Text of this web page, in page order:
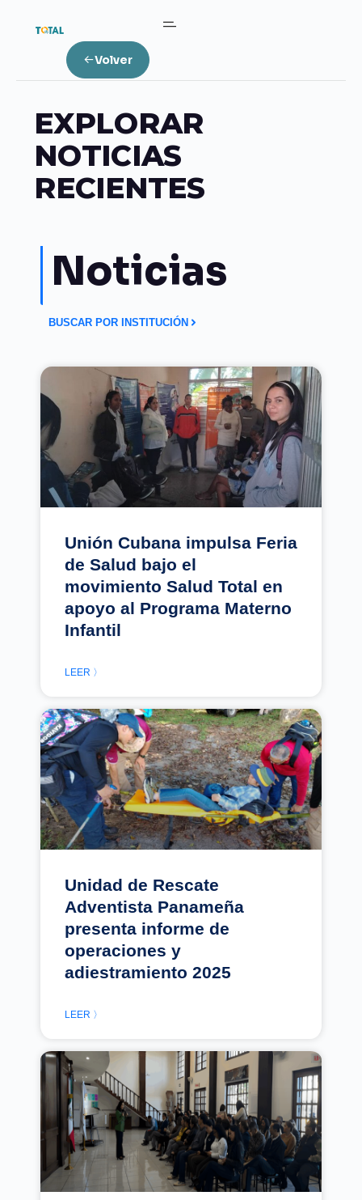
Volver
EXPLORAR
NOTICIAS
RECIENTES
Noticias
BUSCAR POR INSTITUCIÓN
Unión Cubana impulsa Feria
de Salud bajo el
movimiento Salud Total en
apoyo al Programa Materno
Infantil
LEER 〉
Unidad de Rescate
Adventista Panameña
presenta informe de
operaciones y
adiestramiento 2025
LEER 〉